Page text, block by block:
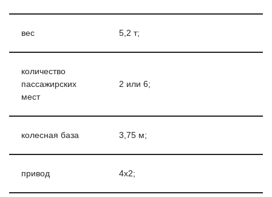
вес 5,2 т;
количество
пассажирских
мест
2 или 6;
колесная база 3,75 м;
привод 4х2;